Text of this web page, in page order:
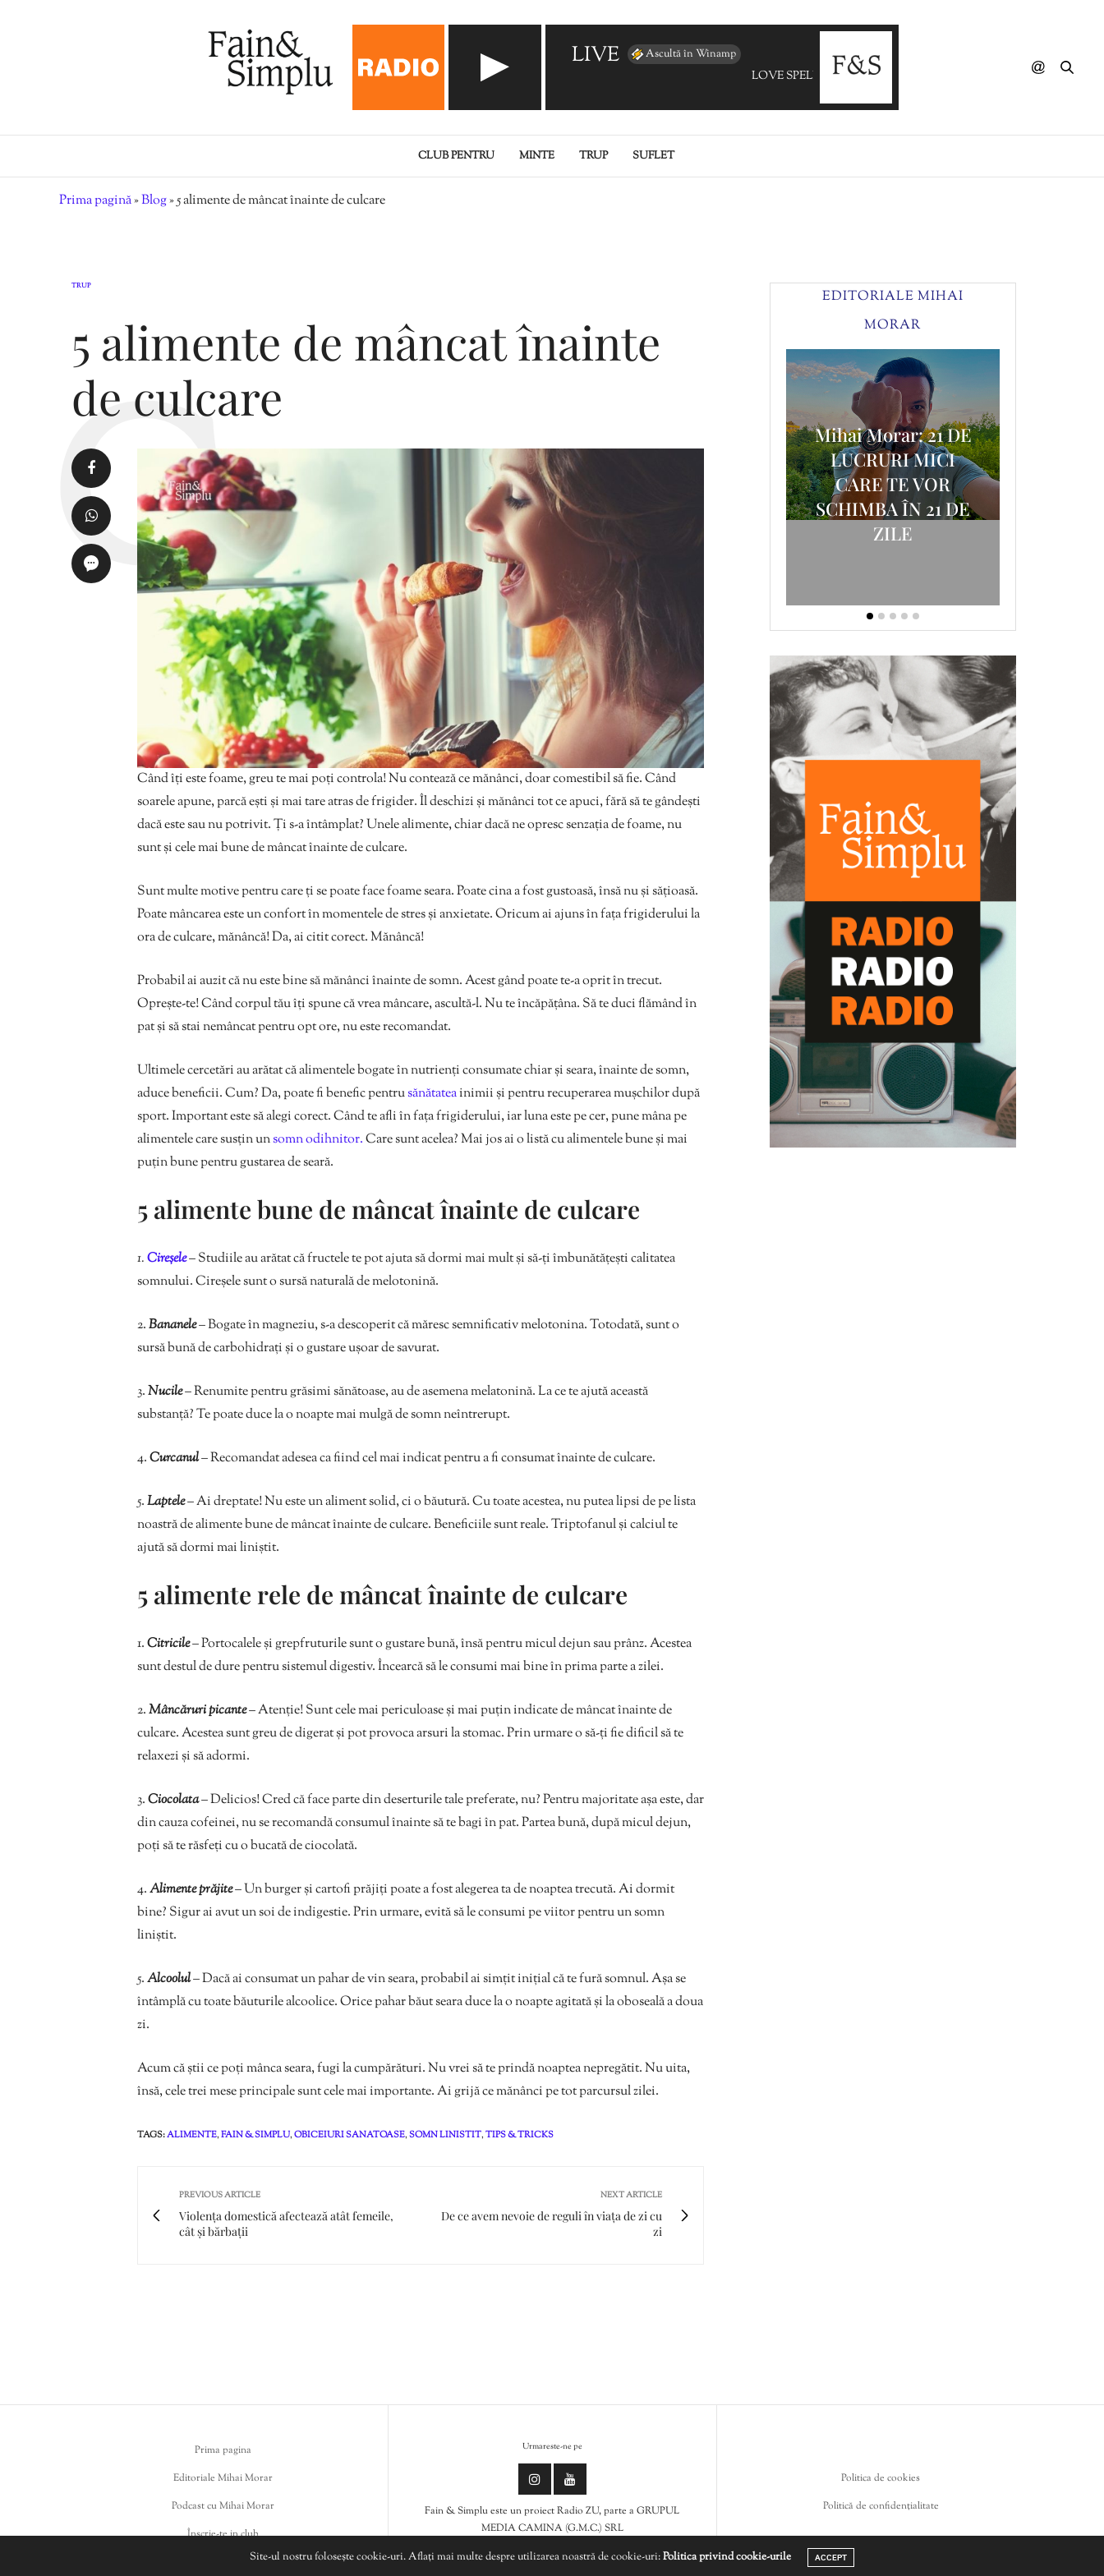
LIVE Ascultă în Winamp
LOVE SPELLS - Crutch
CLUB PENTRU MINTE TRUP SUFLET
Prima pagină»Blog»5 alimente de mâncat înainte de culcare
TRUP
5 alimente de mâncat înainte
de culcare
Când îți este foame, greu te mai poți controla! Nu contează ce mănânci, doar comestibil să fie. Când
soarele apune, parcă ești și mai tare atras de frigider. Îl deschizi și mănânci tot ce apuci, fără să te gândești
dacă este sau nu potrivit. Ți s-a întâmplat? Unele alimente, chiar dacă ne opresc senzația de foame, nu
sunt și cele mai bune de mâncat înainte de culcare.
Sunt multe motive pentru care ți se poate face foame seara. Poate cina a fost gustoasă, însă nu și sățioasă.
Poate mâncarea este un confort în momentele de stres și anxietate. Oricum ai ajuns în fața frigiderului la
ora de culcare, mănâncă! Da, ai citit corect. Mănâncă!
Probabil ai auzit că nu este bine să mănânci înainte de somn. Acest gând poate te-a oprit în trecut.
Oprește-te! Când corpul tău îți spune că vrea mâncare, ascultă-l. Nu te încăpățâna. Să te duci flămând în
pat și să stai nemâncat pentru opt ore, nu este recomandat.
Ultimele cercetări au arătat că alimentele bogate în nutrienți consumate chiar și seara, înainte de somn,
aduce beneficii. Cum? Da, poate fi benefic pentrusănătateainimii și pentru recuperarea mușchilor după
sport. Important este să alegi corect. Când te afli în fața frigiderului, iar luna este pe cer, pune mâna pe
alimentele care susțin unsomn odihnitor.Care sunt acelea? Mai jos ai o listă cu alimentele bune și mai
puțin bune pentru gustarea de seară.
5 alimente bune de mâncat înainte de culcare
1.Cireșele– Studiile au arătat că fructele te pot ajuta să dormi mai mult și să-ți îmbunătățești calitatea
somnului. Cireșele sunt o sursă naturală de melotonină.
2.Bananele– Bogate în magneziu, s-a descoperit că măresc semnificativ melotonina. Totodată, sunt o
sursă bună de carbohidrați și o gustare ușoar de savurat.
3.Nucile– Renumite pentru grăsimi sănătoase, au de asemena melatonină. La ce te ajută această
substanță? Te poate duce la o noapte mai mulgă de somn neîntrerupt.
4.Curcanul– Recomandat adesea ca fiind cel mai indicat pentru a fi consumat înainte de culcare.
5.Laptele– Ai dreptate! Nu este un aliment solid, ci o băutură. Cu toate acestea, nu putea lipsi de pe lista
noastră de alimente bune de mâncat înainte de culcare. Beneficiile sunt reale. Triptofanul și calciul te
ajută să dormi mai liniștit.
5 alimente rele de mâncat înainte de culcare
1.Citricile– Portocalele și grepfruturile sunt o gustare bună, însă pentru micul dejun sau prânz. Acestea
sunt destul de dure pentru sistemul digestiv. Încearcă să le consumi mai bine în prima parte a zilei.
2.Mâncăruri picante– Atenție! Sunt cele mai periculoase și mai puțin indicate de mâncat înainte de
culcare. Acestea sunt greu de digerat și pot provoca arsuri la stomac. Prin urmare o să-ți fie dificil să te
relaxezi și să adormi.
3.Ciocolata– Delicios! Cred că face parte din deserturile tale preferate, nu? Pentru majoritate așa este, dar
din cauza cofeinei, nu se recomandă consumul înainte să te bagi în pat. Partea bună, după micul dejun,
poți să te răsfeți cu o bucată de ciocolată.
4.Alimente prăjite– Un burger și cartofi prăjiți poate a fost alegerea ta de noaptea trecută. Ai dormit
bine? Sigur ai avut un soi de indigestie. Prin urmare, evită să le consumi pe viitor pentru un somn
liniștit.
5.Alcoolul– Dacă ai consumat un pahar de vin seara, probabil ai simțit inițial că te fură somnul. Așa se
întâmplă cu toate băuturile alcoolice. Orice pahar băut seara duce la o noapte agitată și la oboseală a doua
zi.
Acum că știi ce poți mânca seara, fugi la cumpărături. Nu vrei să te prindă noaptea nepregătit. Nu uita,
însă, cele trei mese principale sunt cele mai importante. Ai grijă ce mănânci pe tot parcursul zilei.
TAGS:ALIMENTE,FAIN & SIMPLU,OBICEIURI SANATOASE,SOMN LINISTIT,TIPS & TRICKS
PREVIOUS ARTICLE
Violența domestică afectează atât femeile,
cât și bărbații
NEXT ARTICLE
De ce avem nevoie de reguli în viața de zi cu
zi
EDITORIALE MIHAI
MORAR
Editorial Mihai
Mihai Morar: 21 DE
LUCRURI MICI
CARE TE VOR
SCHIMBA ÎN 21 DE
ZILE
Prima pagina
Editoriale Mihai Morar
Podcast cu Mihai Morar
Înscrie-te in club
Urmareste-ne pe
Fain & Simplu este un proiect Radio ZU, parte a GRUPUL
MEDIA CAMINA (G.M.C.) SRL
Politica de cookies
Politică de confidențialitate
Site-ul nostru folosește cookie-uri. Aflați mai multe despre utilizarea noastră de cookie-uri:Politica privind cookie-urile ACCEPT